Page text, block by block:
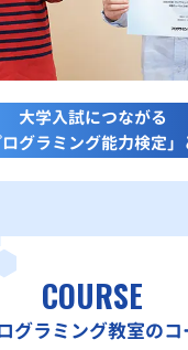
大学入試につながる
ログラミング能力検定
COURSE
グラミング教室の